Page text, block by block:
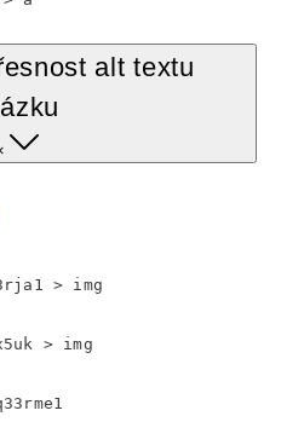
alt textu
> img
> img